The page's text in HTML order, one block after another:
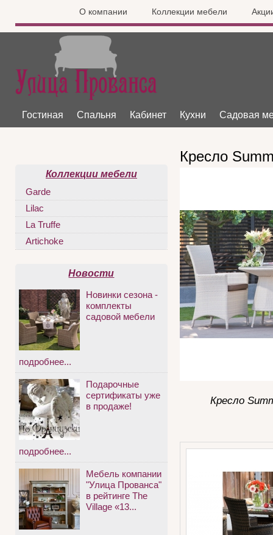
О компании Коллекции мебели
Гостиная Спальня Кабинет Кухни Садовая
Кресло
Кресло
Коллекции мебели
Garde
Lilac
La Truffe
Artichoke
Новости
Новинки сезона -
комплекты
садовой мебели
подробнее...
Подарочные
сертификаты уже
в продаже!
подробнее...
Мебель компании
"Улица Прованса"
в рейтинге The
Village «13...